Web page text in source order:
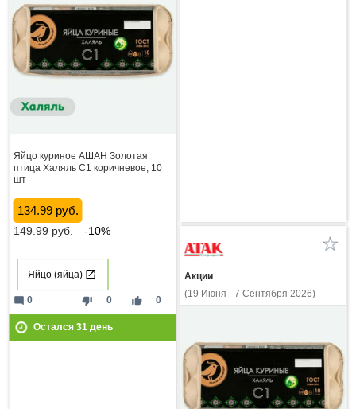
Яйцо куриное АШАН Золотая
птица Халяль С1 коричневое, 10
шт
134.99 руб.
149.99руб. -10%
Яйцо (яйца)
thumb_down 0 thumb_up 0
mode_comment 0
Остался 31день
Акции
(19 Июня - 7 Сентября 2026)